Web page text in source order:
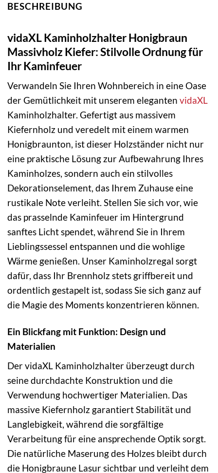
BESCHREIBUNG
vidaXL Kaminholzhalter Honigbraun
Massivholz Kiefer: Stilvolle Ordnung für
Ihr Kaminfeuer
Verwandeln Sie Ihren Wohnbereich in eine Oase
der Gemütlichkeit mit unserem eleganten vidaXL
Kaminholzhalter. Gefertigt aus massivem
Kiefernholz und veredelt mit einem warmen
Honigbraunton, ist dieser Holzständer nicht nur
eine praktische Lösung zur Aufbewahrung Ihres
Kaminholzes, sondern auch ein stilvolles
Dekorationselement, das Ihrem Zuhause eine
rustikale Note verleiht. Stellen Sie sich vor, wie
das prasselnde Kaminfeuer im Hintergrund
sanftes Licht spendet, während Sie in Ihrem
Lieblingssessel entspannen und die wohlige
Wärme genießen. Unser Kaminholzregal sorgt
dafür, dass Ihr Brennholz stets griffbereit und
ordentlich gestapelt ist, sodass Sie sich ganz auf
die Magie des Moments konzentrieren können.
Ein Blickfang mit Funktion: Design und
Materialien
Der vidaXL Kaminholzhalter überzeugt durch
seine durchdachte Konstruktion und die
Verwendung hochwertiger Materialien. Das
massive Kiefernholz garantiert Stabilität und
Langlebigkeit, während die sorgfältige
Verarbeitung für eine ansprechende Optik sorgt.
Die natürliche Maserung des Holzes bleibt durch
die Honigbraune Lasur sichtbar und verleiht dem